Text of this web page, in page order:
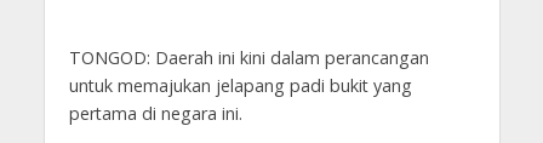
TONGOD: Daerah ini kini dalam perancangan
untuk memajukan jelapang padi bukit yang
pertama di negara ini.